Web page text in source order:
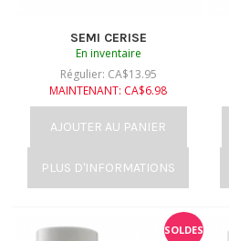
SEMI CERISE
En inventaire
Régulier: CA$13.95
MAINTENANT: CA$6.98
AJOUTER AU PANIER
PLUS D'INFORMATIONS
SOLDES